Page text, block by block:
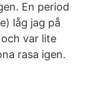
En period
låg jag på
var lite
rasa igen.